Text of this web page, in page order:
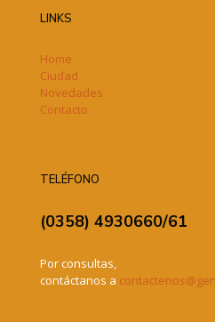
LINKS
Home
Ciudad
Novedades
Contacto
TELÉFONO
(0358) 4930660/61
Por consultas,
contáctanos a